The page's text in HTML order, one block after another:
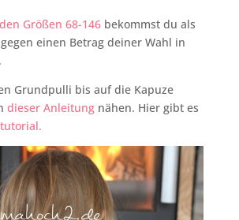
Größen 68-146bekommst du als
einen Betrag deiner Wahl in
Grundpulli bis auf die Kapuze
dieser Anleitungnähen. Hier gibt es